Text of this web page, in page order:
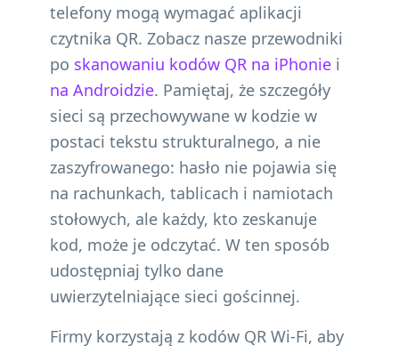
telefony mogą wymagać aplikacji
czytnika QR. Zobacz nasze przewodniki
po skanowaniu kodów QR na iPhonie i
na Androidzie. Pamiętaj, że szczegóły
sieci są przechowywane w kodzie w
postaci tekstu strukturalnego, a nie
zaszyfrowanego: hasło nie pojawia się
na rachunkach, tablicach i namiotach
stołowych, ale każdy, kto zeskanuje
kod, może je odczytać. W ten sposób
udostępniaj tylko dane
uwierzytelniające sieci gościnnej.
Firmy korzystają z kodów QR Wi-Fi, aby